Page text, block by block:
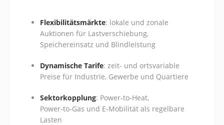
Flexibilitätsmärkte: lokale und zonale
Auktionen für Lastverschiebung,
Speichereinsatz und Blindleistung
Dynamische Tarife: zeit- und ortsvariable
Preise für Industrie, Gewerbe und Quartiere
Sektorkopplung: Power‑to‑Heat,
Power‑to‑Gas und E‑Mobilität als regelbare
Lasten